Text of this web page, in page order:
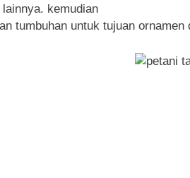
kemudian
tumbuhan untuk tujuan